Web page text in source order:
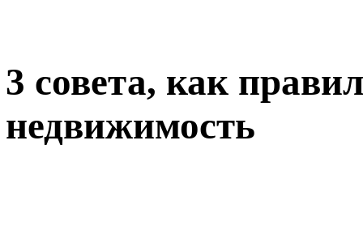
3 совета, как
недвижимость